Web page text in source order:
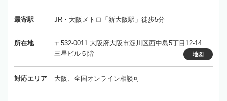
最寄駅 JR・大阪メトロ「新大阪駅」徒歩5分
所在地
〒532-0011 大阪府大阪市淀川区西中島5丁目12-14
三星ビル５階
地図
対応エリア 大阪、全国オンライン相談可